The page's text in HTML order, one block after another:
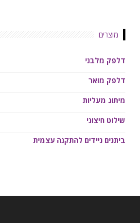
מוצרים
דלפק מלבני
דלפק מואר
מיתוג מעליות
שילוט חיצוני
ביתנים ניידים להתקנה עצמית